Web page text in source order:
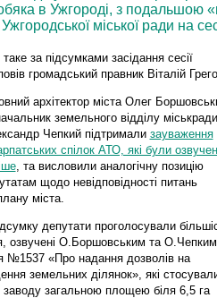
в Ужгороді, з подальшою
міської ради на
за підсумками засідання сесії
громадський правник Віталій
архітектор міста Олег
земельного відділу міськради
Чепкий підтримали зауваження
спілок АТО, які були
, та висловили аналогічну позицію
щодо невідповідності питань
міста.
депутати проголосували
озвучені О.Боршовським та О.Чепким,
№1537 «Про надання дозволів на
земельних ділянок», які
заводу загальною площею біля 6,5 га